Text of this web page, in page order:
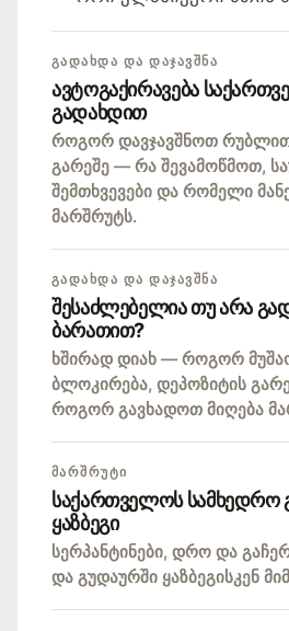
ᲒᲐᲓᲐᲮᲓᲐ ᲓᲐ ᲓᲐᲯᲐᲕᲨᲜᲐ
ავტოგაქირავება
გადახდით
როგორ დავჯავშნოთ რუბლით
გარეშე — რა შევამოწმოთ,
შემთხვევები და რომელი
მარშრუტს.
ᲒᲐᲓᲐᲮᲓᲐ ᲓᲐ ᲓᲐᲯᲐᲕᲨᲜᲐ
შესაძლებელია თუ არა
ბარათით?
ხშირად დიახ — როგორ
ბლოკირება, დეპოზიტის
როგორ გავხადოთ მიღება
ᲛᲐᲠᲨᲠᲣᲢᲘ
საქართველოს სამხედრო
ყაზბეგი
სერპანტინები, დრო და
და გუდაურში ყაზბეგისკენ